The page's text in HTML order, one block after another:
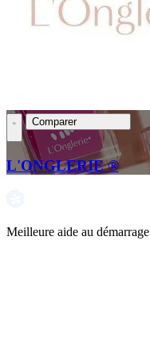
Comparer
L'ONGLERIE ®
Meilleure aide au démarrage